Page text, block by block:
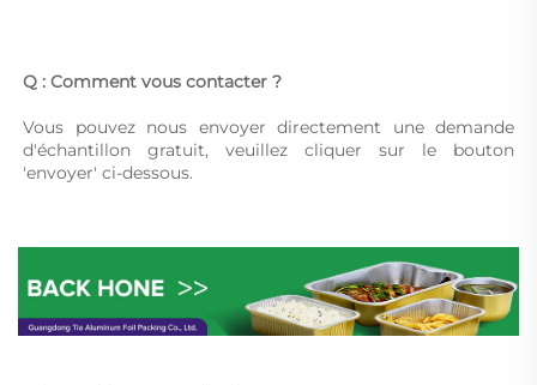
Q : Comment vous contacter ?
Vous pouvez nous envoyer directement une demande
d'échantillon gratuit, veuillez cliquer sur le bouton
'envoyer' ci-dessous.